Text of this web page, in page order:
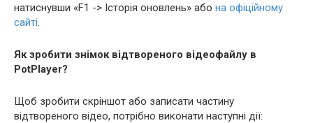
натиснувши «F1 -> Історія оновлень» або на офіційному
сайті
Як зробити знімок відтвореного відеофайлу в
PotPlayer?
Щоб зробити скріншот або записати частину
відтвореного відео, потрібно виконати наступні дії: